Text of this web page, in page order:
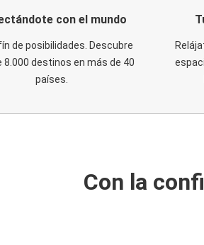
con el mundo
de posibilidades. Descubre
8.000 destinos en más de 40
países.
Con la